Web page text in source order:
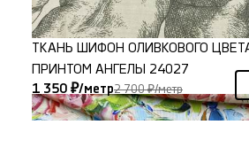
ТКАНЬ ШИФОН ОЛИВКОВОГО
ПРИНТОМ АНГЕЛЫ 24027
1 350 ₽/метр2 700 ₽/метр